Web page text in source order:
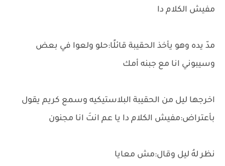
مفيش الكلام دا
مدّ يده وهو يأخذ الحقيبة قائلًا:حلو ولعوا في بعض
وسيبوني انا مع جبنه أمك
اخرجها ليل من الحقيبة البلاستيكيه وسمع كريم يقول
بأعتراض:مفيش الكلام دا يا عم انتَ انا مجنون
نظر لهُ ليل وقال:مش معايا